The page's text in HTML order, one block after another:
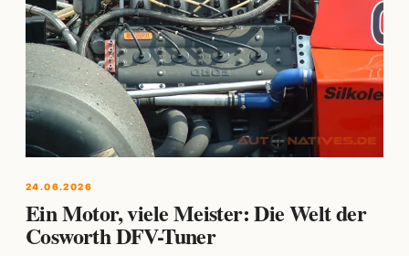
24.06.2026
Ein Motor, viele Meister: Die Welt der
Cosworth DFV-Tuner